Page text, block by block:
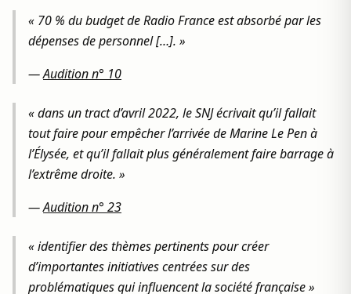
« 70 % du budget de Radio France est absorbé par les
dépenses de personnel […]. »
—Audition n° 10
« dans un tract d’avril 2022, le SNJ écrivait qu’il fallait
tout faire pour empêcher l’arrivée de Marine Le Pen à
l’Élysée, et qu’il fallait plus généralement faire barrage à
l’extrême droite. »
—Audition n° 23
« identifier des thèmes pertinents pour créer
d’importantes initiatives centrées sur des
problématiques qui influencent la société française »